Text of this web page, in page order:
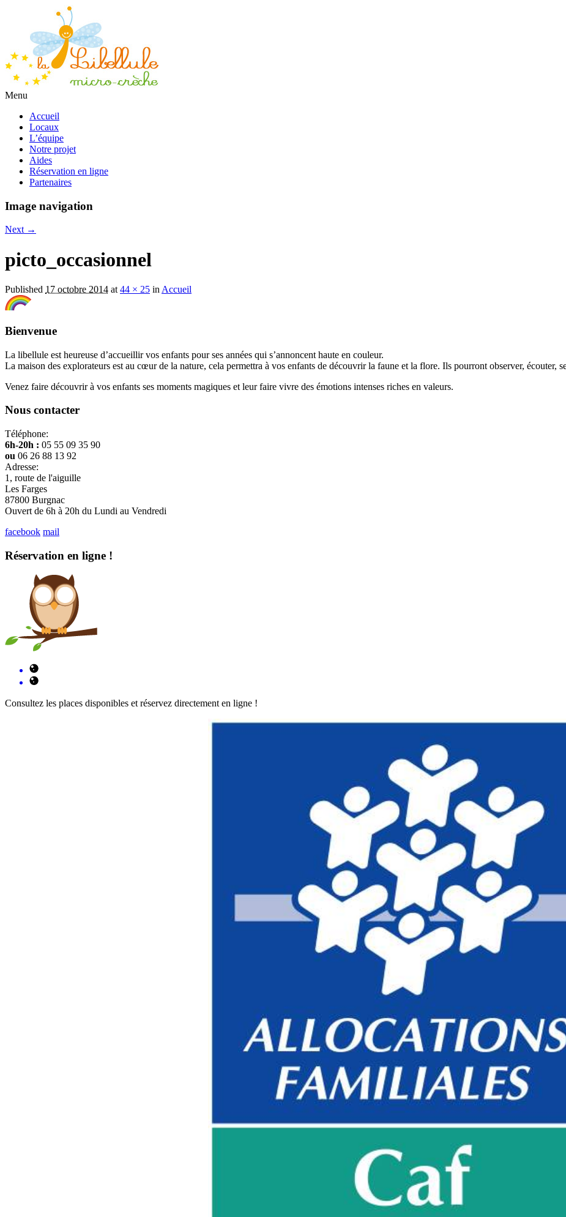
Menu
Accueil
Locaux
L’équipe
Notre projet
Aides
Réservation en ligne
Partenaires
Image navigation
Next →
picto_occasionnel
Published 17 octobre 2014 at 44 × 25 in Accueil
Bienvenue
La libellule est heureuse d’accueillir vos enfants pour ses années qui s’annoncent haute en couleur.
La maison des explorateurs est au cœur de la nature, cela permettra à vos enfants de découvrir la faune et la flore. Ils pourront observer, écouter,
Venez faire découvrir à vos enfants ses moments magiques et leur faire vivre des émotions intenses riches en valeurs.
Nous contacter
Téléphone:
6h-20h : 05 55 09 35 90
ou 06 26 88 13 92
Adresse:
1, route de l'aiguille
Les Farges
87800 Burgnac
Ouvert de 6h à 20h du Lundi au Vendredi
facebook mail
Réservation en ligne !
Consultez les places disponibles et réservez directement en ligne !